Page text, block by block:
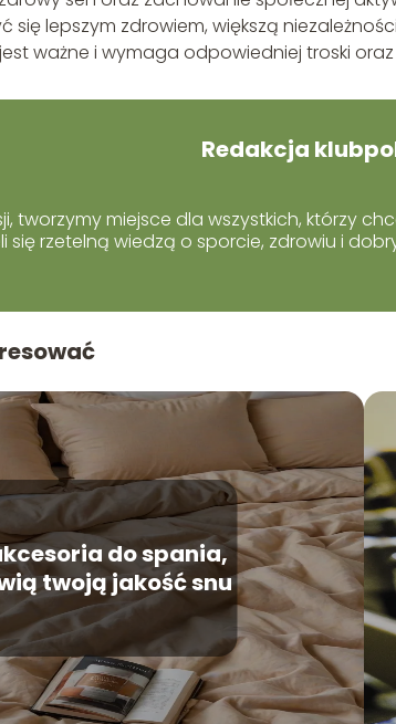
się lepszym zdrowiem, większą
ważne i wymaga odpowiedniej troski oraz
Redakcja
tworzymy miejsce dla wszystkich, którzy
się rzetelną wiedzą o sporcie, zdrowiu i
do spania,
twoją jakość snu